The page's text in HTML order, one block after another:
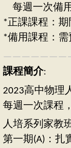
每週一次備
*正課課程：
*備用課程：
課程簡介:
2023高中物理
每週一次課程
人培系列家教
第一期(A)：扎